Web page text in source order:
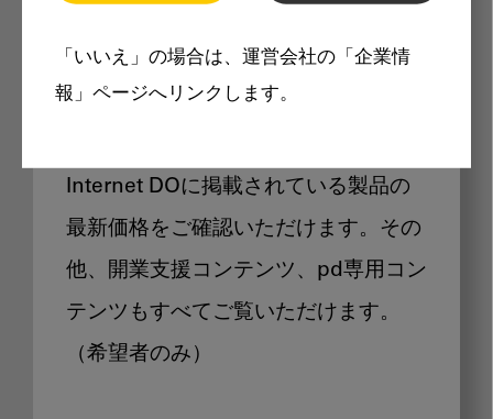
「いいえ」の場合は、運営会社の「企業情
報」ページへリンクします。
製品価格も閲覧可能
Internet DOに掲載されている製品の
最新価格をご確認いただけます。その
他、開業支援コンテンツ、pd専用コン
テンツもすべてご覧いただけます。
（希望者のみ）